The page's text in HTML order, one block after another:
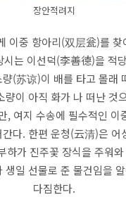
장안적려지
이중 항아리(双层瓮)를 찾
시는 이선덕(李善德)을 적
(苏谅)이 배를 타고 몰래
량이 아직 화가 나 떠난 것
, 여지 수송에 필수적인 이
다. 한편 운청(云清)은 어
하가 진주꽃 장식을 주워
생일 선물로 준 물건임을
다짐한다.